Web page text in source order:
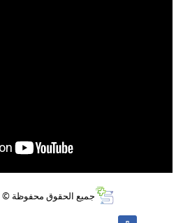
جميع الحقوق محفوظة ©